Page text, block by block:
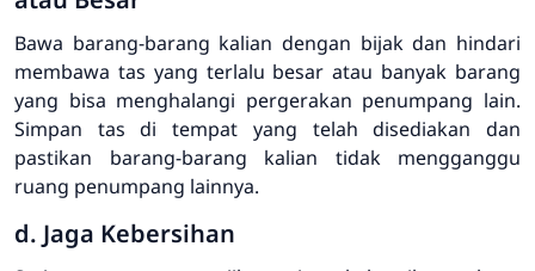
Bawa barang-barang kalian dengan bijak dan hindari
membawa tas yang terlalu besar atau banyak barang
yang bisa menghalangi pergerakan penumpang lain.
Simpan tas di tempat yang telah disediakan dan
pastikan barang-barang kalian tidak mengganggu
ruang penumpang lainnya.
d. Jaga Kebersihan